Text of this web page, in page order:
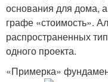
основания для дома,
графе «стоимость».
распространенных
одного проекта.
«Примерка»